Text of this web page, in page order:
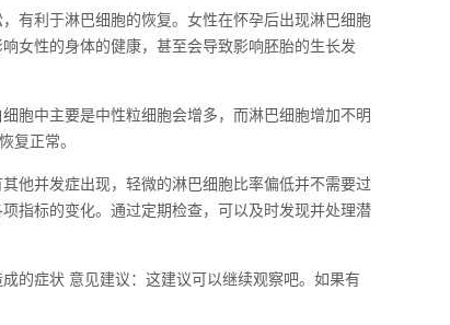
有利于淋巴细胞的恢复。女性在怀孕后出现淋巴细胞
女性的身体的健康，甚至会导致影响胚胎的生长发
胞中主要是中性粒细胞会增多，而淋巴细胞增加不明
复正常。
他并发症出现，轻微的淋巴细胞比率偏低并不需要过
指标的变化。通过定期检查，可以及时发现并处理潜
的症状 意见建议：这建议可以继续观察吧。如果有